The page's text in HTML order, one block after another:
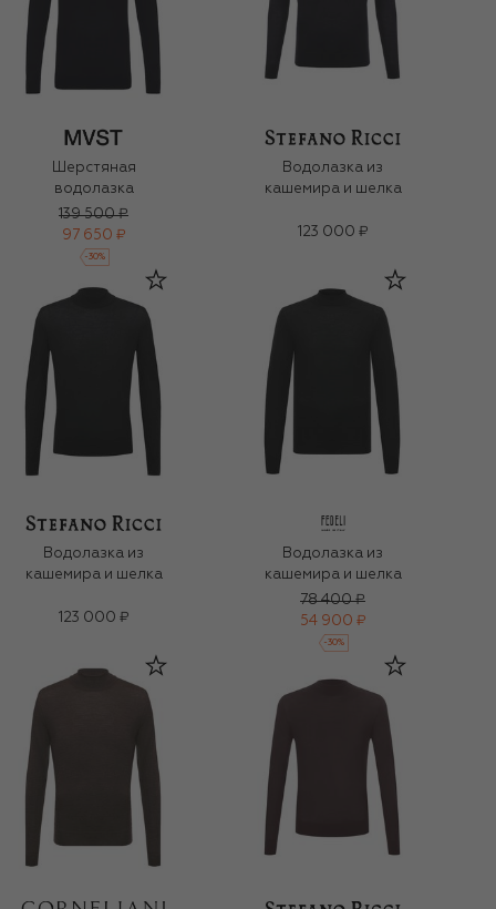
Шерстяная
водолазка
139 500 ₽
97 650 ₽
-30%
Водолазка из
кашемира и шелка
123 000 ₽
Водолазка из
кашемира и шелка
123 000 ₽
Водолазка из
кашемира и шелка
78 400 ₽
54 900 ₽
-30%